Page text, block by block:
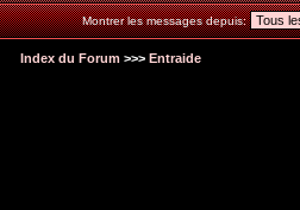
Montrer les messages depuis:
Index du Forum >>> Entraide